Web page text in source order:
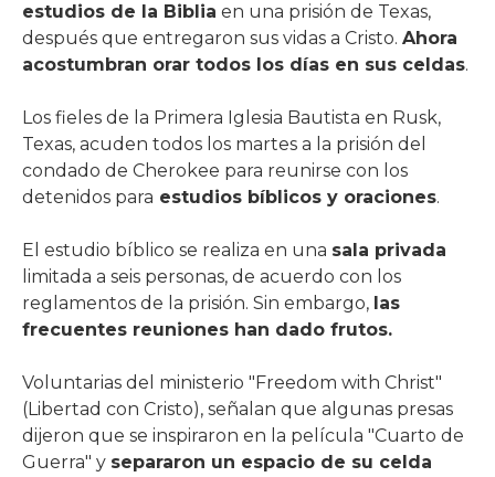
estudios de la Biblia en una prisión de Texas,
después que entregaron sus vidas a Cristo. Ahora
acostumbran orar todos los días en sus celdas.
Los fieles de la Primera Iglesia Bautista en Rusk,
Texas, acuden todos los martes a la prisión del
condado de Cherokee para reunirse con los
detenidos para estudios bíblicos y oraciones.
El estudio bíblico se realiza en una sala privada
limitada a seis personas, de acuerdo con los
reglamentos de la prisión. Sin embargo, las
frecuentes reuniones han dado frutos.
Voluntarias del ministerio "Freedom with Christ"
(Libertad con Cristo), señalan que algunas presas
dijeron que se inspiraron en la película "Cuarto de
Guerra" y separaron un espacio de su celda